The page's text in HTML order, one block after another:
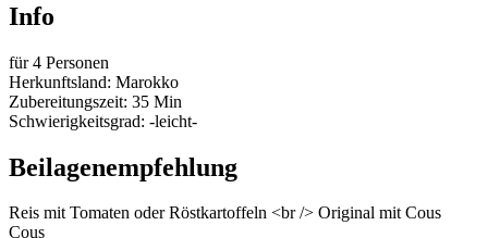
Info
für 4 Personen
Herkunftsland: Marokko
Zubereitungszeit: 35 Min
Schwierigkeitsgrad: -leicht-
Beilagenempfehlung
Reis mit Tomaten oder Röstkartoffeln <br /> Original mit Cous
Cous